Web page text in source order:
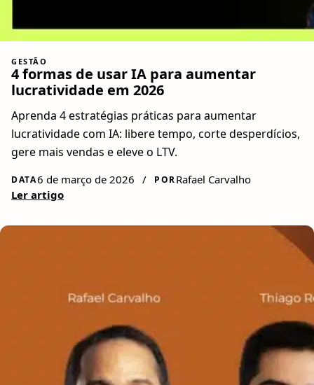
GESTÃO
4 formas de usar IA para aumentar
lucratividade em 2026
Aprenda 4 estratégias práticas para aumentar
lucratividade com IA: libere tempo, corte desperdícios,
gere mais vendas e eleve o LTV.
DATA6 de março de 2026 / PORRafael Carvalho
Ler artigo